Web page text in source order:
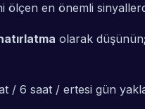
ölçen en önemli
olarak
/ 6 saat / ertesi gün